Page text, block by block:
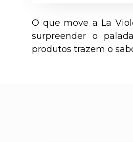
O que move a La
surpreender o
produtos trazem o